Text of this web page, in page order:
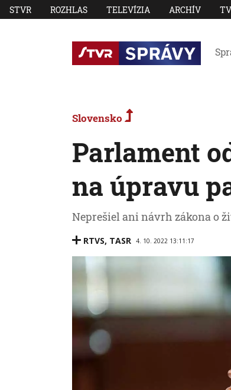
STVR ROZHLAS TELEVÍZIA ARCHÍV
Slovensko
Parlament
na úpravu
Neprešiel ani návrh zákona o
RTVS, TASR 4. 10. 2022 13:11:17